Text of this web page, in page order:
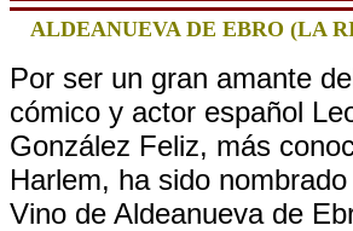
ALDEANUEVA DE EBRO (LA
Por ser un gran amante
cómico y actor español
González Feliz, más
Harlem, ha sido
Vino de Aldeanueva de